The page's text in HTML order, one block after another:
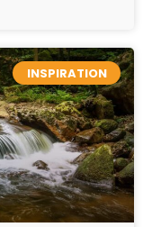
INSPIRATION